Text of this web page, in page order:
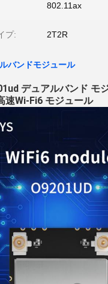
802.11ax
プ: 2T2R
バンドモジュール
デュアルバンド モ
速Wi-Fi6 モジュール